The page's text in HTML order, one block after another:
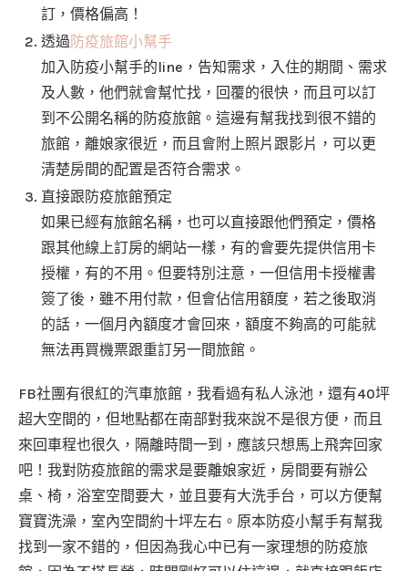
訂，價格偏高！
透過防疫旅館小幫手
加入防疫小幫手的line，告知需求，入住的期間、需求
及人數，他們就會幫忙找，回覆的很快，而且可以訂
到不公開名稱的防疫旅館。這邊有幫我找到很不錯的
旅館，離娘家很近，而且會附上照片跟影片，可以更
清楚房間的配置是否符合需求。
直接跟防疫旅館預定
如果已經有旅館名稱，也可以直接跟他們預定，價格
跟其他線上訂房的網站一樣，有的會要先提供信用卡
授權，有的不用。但要特別注意，一但信用卡授權書
簽了後，雖不用付款，但會佔信用額度，若之後取消
的話，一個月內額度才會回來，額度不夠高的可能就
無法再買機票跟重訂另一間旅館。
FB社團有很紅的汽車旅館，我看過有私人泳池，還有40坪
超大空間的，但地點都在南部對我來說不是很方便，而且
來回車程也很久，隔離時間一到，應該只想馬上飛奔回家
吧！我對防疫旅館的需求是要離娘家近，房間要有辦公
桌、椅，浴室空間要大，並且要有大洗手台，可以方便幫
寶寶洗澡，室內空間約十坪左右。原本防疫小幫手有幫我
找到一家不錯的，但因為我心中已有一家理想的防疫旅